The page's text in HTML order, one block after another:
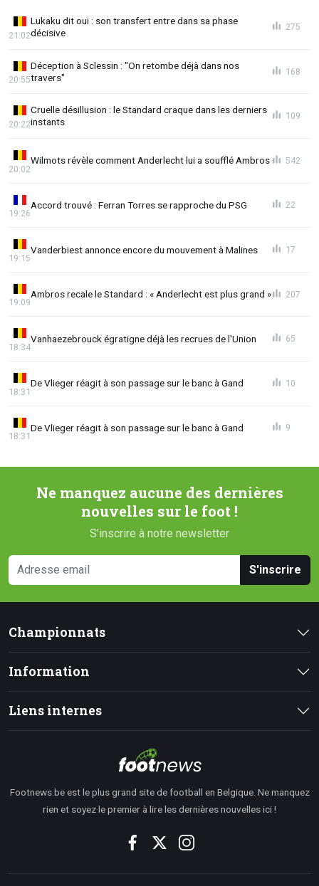
Lukaku dit oui : son transfert entre dans sa phase
décisive
21:02
275
Déception à Sclessin : "On retombe déjà dans nos
travers"
20:55
168
Cruelle désillusion : le Standard craque dans les derniers
instants
20:22
109
Wilmots révèle comment Anderlecht lui a soufflé Ambros
20:02
542
Accord trouvé : Ferran Torres se rapproche du PSG
19:26
22
Vanderbiest annonce encore du mouvement à Malines
19:15
17
Ambros recale le Standard : « Anderlecht est plus grand »
19:09
207
Vanhaezebrouck égratigne déjà les recrues de l'Union
18:34
65
De Vlieger réagit à son passage sur le banc à Gand
18:31
10
De Vlieger réagit à son passage sur le banc à Gand
18:31
9
Ne manquez aucune des dernières
nouvelles sur le foot !
S'inscrire à notre newsletter
S'inscrire
Championnats
Information
Liens internes
Footnews.be est le plus grand site de football en Belgique. Ne manquez
rien et soyez le premier à lire les dernières nouvelles ici !